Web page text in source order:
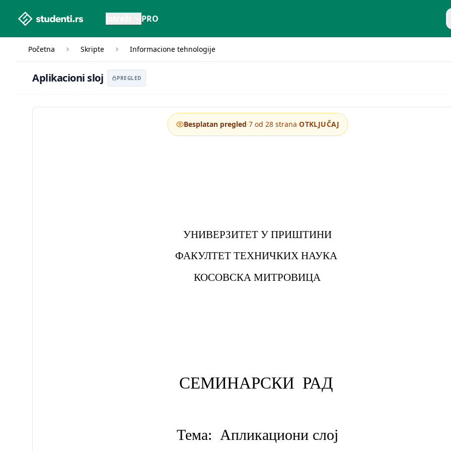
studenti.rs home page PRO
Početna Skripte Informacione tehnologije
Aplikacioni sloj PREGLED
УНИВЕРЗИТЕТ У ПРИШТИНИ
ФАКУЛТЕТ ТЕХНИЧКИХ НАУКА
КОСОВСКА МИТРОВИЦА
СЕМИНАРСКИ РАД
Тема: Апликациони слој
Besplatan pregled·7 od 28 strana·OTKLJUČAJ